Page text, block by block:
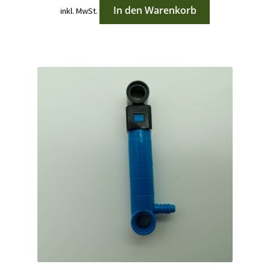
inkl. MwSt. In den Warenkorb